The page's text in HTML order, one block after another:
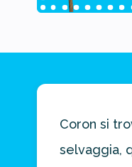
del riassunto
Coron si
selvaggia,